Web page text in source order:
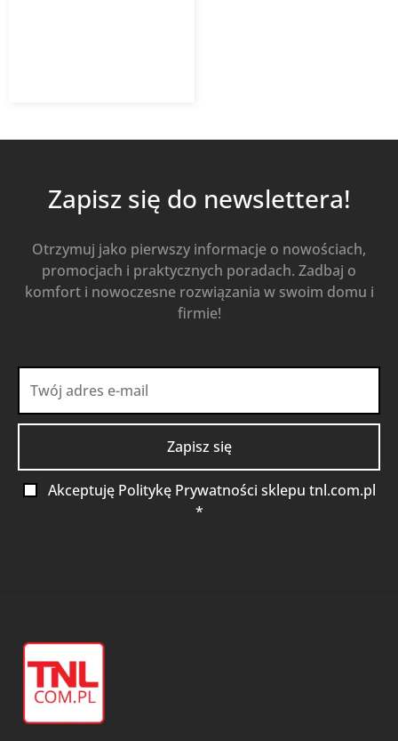
Zapisz się do newslettera!
Otrzymuj jako pierwszy informacje o nowościach,
promocjach i praktycznych poradach. Zadbaj o
komfort i nowoczesne rozwiązania w swoim domu i
firmie!
Akceptuję Politykę Prywatności sklepu tnl.com.pl
*